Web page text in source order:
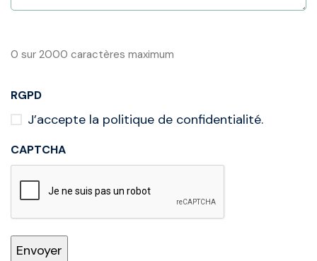
0 sur 2000 caractères maximum
RGPD
J’accepte la politique de confidentialité.
CAPTCHA